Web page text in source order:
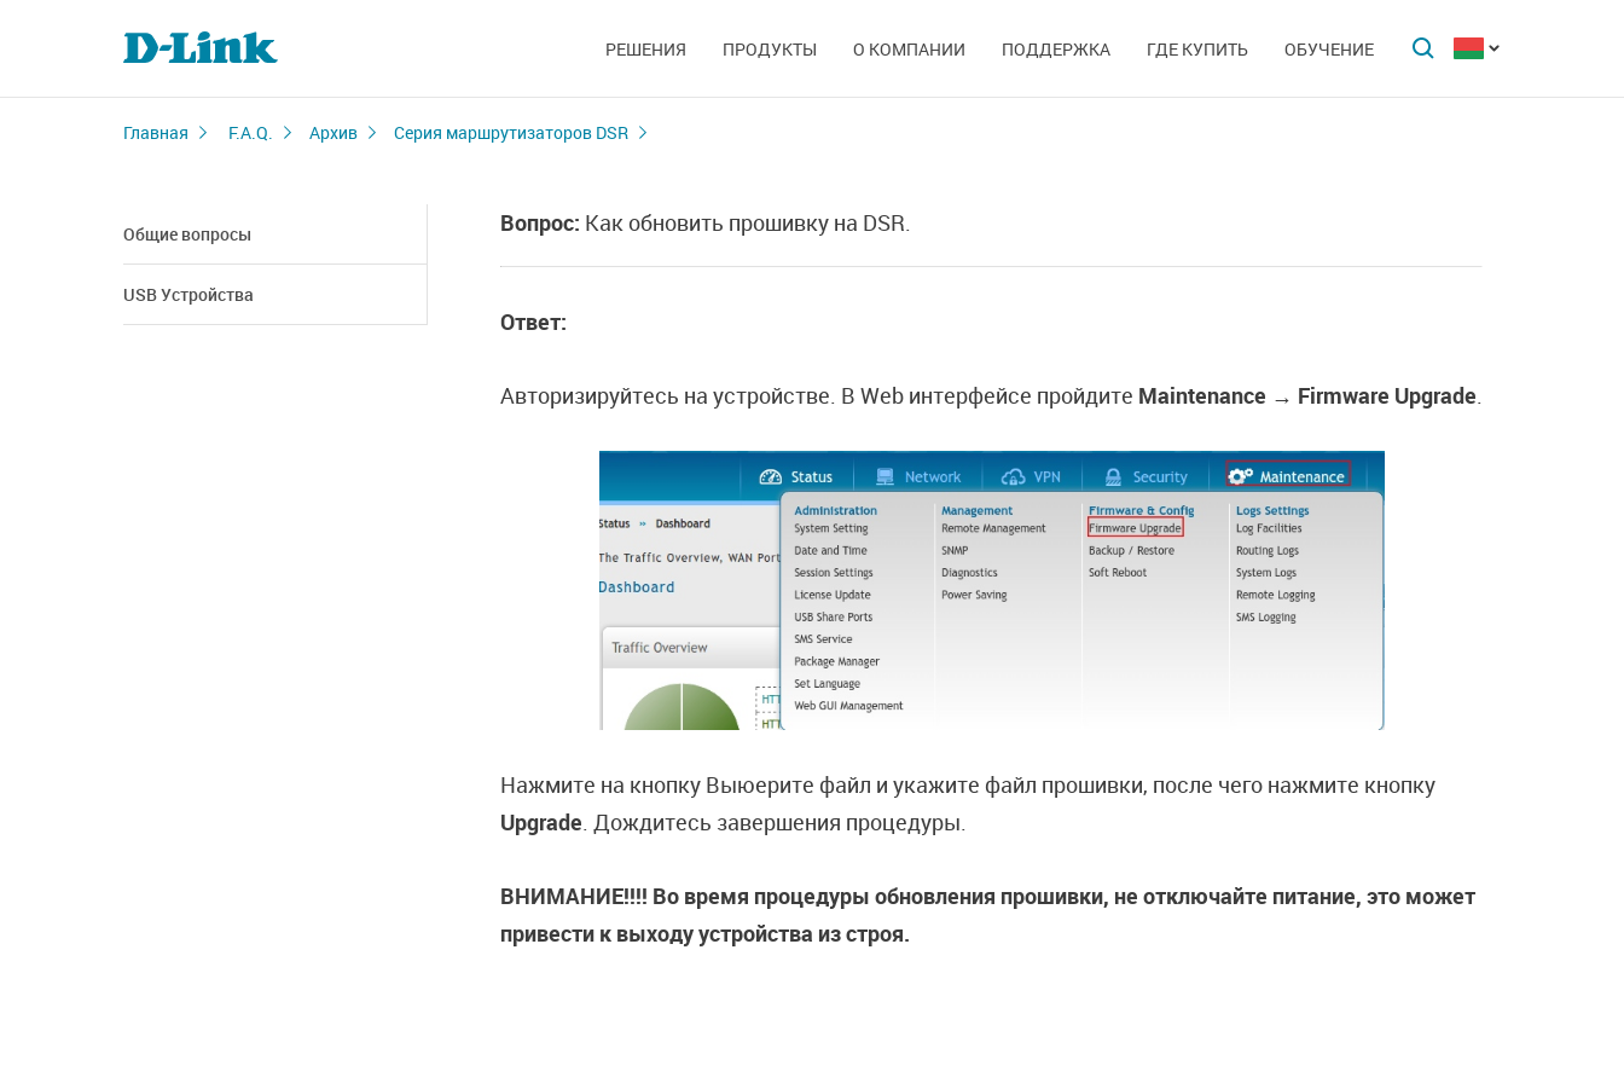
РЕШЕНИЯ ПРОДУКТЫ О КОМПАНИИ ПОДДЕРЖКА ГДЕ КУПИТЬ ОБУЧЕНИЕ
Главная F.A.Q. Архив Серия маршрутизаторов DSR
Общие вопросы
USB Устройства
Вопрос: Как обновить прошивку на DSR.
Ответ:
Авторизируйтесь на устройстве. В Web интерфейсе пройдите Maintenance → Firmware Upgrade.
Нажмите на кнопку Выюерите файл и укажите файл прошивки, после чего нажмите кнопку
Upgrade. Дождитесь завершения процедуры.
ВНИМАНИЕ!!!! Во время процедуры обновления прошивки, не отключайте питание, это может
привести к выходу устройства из строя.